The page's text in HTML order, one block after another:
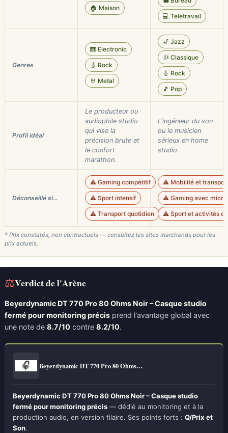
🏠 Maison
💻 Teletravail
Genres
🎹 Electronic
🎸 Rock
🤘 Metal
🎷 Jazz
🎻 Classique
🎸 Rock
🎵 Pop
Profil idéal
Le producteur ou
audiophile studio
qui vise la
précision brute et
le confort
marathon.
L'ingénieur du son
ou le musicien
sérieux en home
studio.
Déconseillé si…
⚠️ Gaming compétitif
⚠️ Sport intensif
⚠️ Transport quotidien
⚠️ Mobilité et
⚠️ Gaming avec micro
⚠️ Sport et activités
* Prix constatés, non contractuels — consultez les sites marchands pour les
prix actuels.
⚖Verdict de l'Arène
Beyerdynamic DT 770 Pro 80 Ohms Noir – Casque studio
fermé pour monitoring précis prend l'avantage global avec
une note de 8.7/10 contre 8.2/10.
Beyerdynamic DT 770 Pro 80 Ohms…
Beyerdynamic DT 770 Pro 80 Ohms Noir – Casque studio
fermé pour monitoring précis — dédié au monitoring et à la
production audio, en version filaire. Ses points forts : Q/Prix et
Son.